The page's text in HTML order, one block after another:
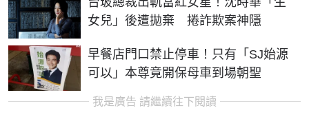
女兒」後遭拋棄 捲詐欺案神隱
早餐店門口禁止停車！只有「SJ始源
可以」本尊竟開保母車到場朝聖
我是廣告 請繼續往下閱讀